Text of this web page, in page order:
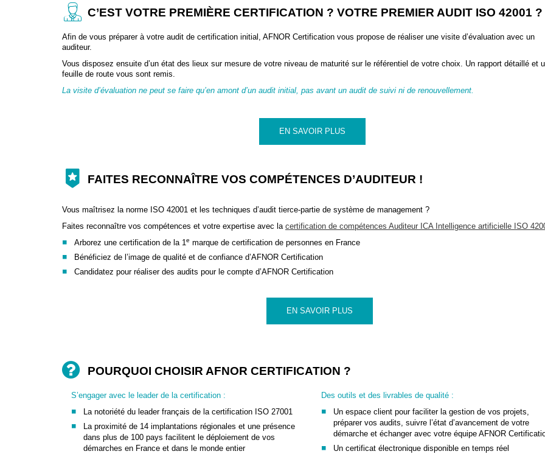
C’EST VOTRE PREMIÈRE CERTIFICATION ? VOTRE PREMIER AUDIT ISO 42001 ?
Afin de vous préparer à votre audit de certification initial, AFNOR Certification vous propose de réaliser une visite d’évaluation avec un
auditeur.
Vous disposez ensuite d’un état des lieux sur mesure de votre niveau de maturité sur le référentiel de votre choix. Un rapport détaillé et
feuille de route vous sont remis.
La visite d’évaluation ne peut se faire qu’en amont d’un audit initial, pas avant un audit de suivi ni de renouvellement.
EN SAVOIR PLUS
FAITES RECONNAÎTRE VOS COMPÉTENCES D’AUDITEUR !
Vous maîtrisez la norme ISO 42001 et les techniques d’audit tierce-partie de système de management ?
Faites reconnaître vos compétences et votre expertise avec la certification de compétences Auditeur ICA Intelligence artificielle ISO
Arborez une certification de la 1e marque de certification de personnes en France
Bénéficiez de l’image de qualité et de confiance d’AFNOR Certification
Candidatez pour réaliser des audits pour le compte d’AFNOR Certification
EN SAVOIR PLUS
POURQUOI CHOISIR AFNOR CERTIFICATION ?
S’engager avec le leader de la certification :
La notoriété du leader français de la certification ISO 27001
La proximité de 14 implantations régionales et une présence
dans plus de 100 pays facilitent le déploiement de vos
démarches en France et dans le monde entier
Des outils et des livrables de qualité :
Un espace client pour faciliter la gestion de vos projets,
préparer vos audits, suivre l’état d’avancement de votre
démarche et échanger avec votre équipe AFNOR
Un certificat électronique disponible en temps réel